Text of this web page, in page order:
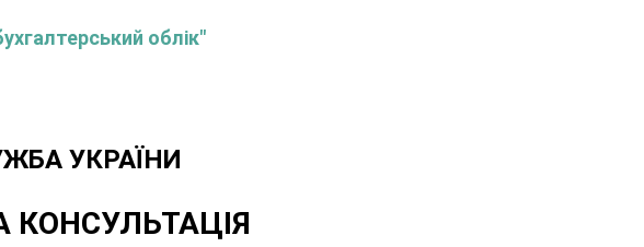
облік"
УКРАЇНИ
КОНСУЛЬТАЦІЯ